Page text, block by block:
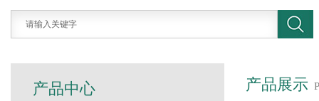
产品展示
产品中心